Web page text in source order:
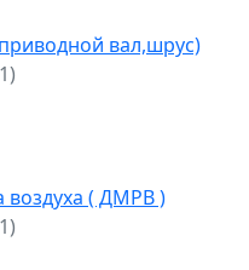
вал,шрус)
воздуха ( ДМРВ )